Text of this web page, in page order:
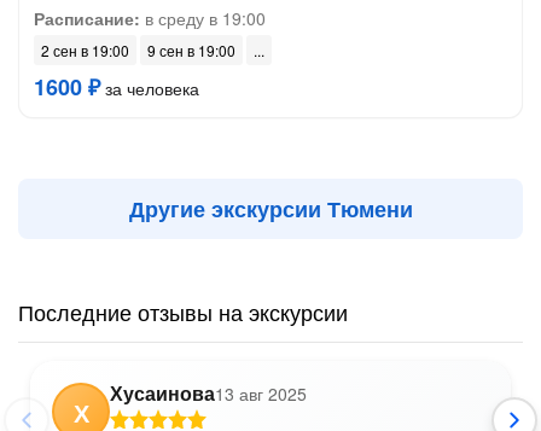
Расписание: в среду в 19:00
2 сен в 19:00 9 сен в 19:00
1600 ₽за человека
Другие экскурсии Тюмени
Последние отзывы на экскурсии
Х
Хусаинова13 авг 2025